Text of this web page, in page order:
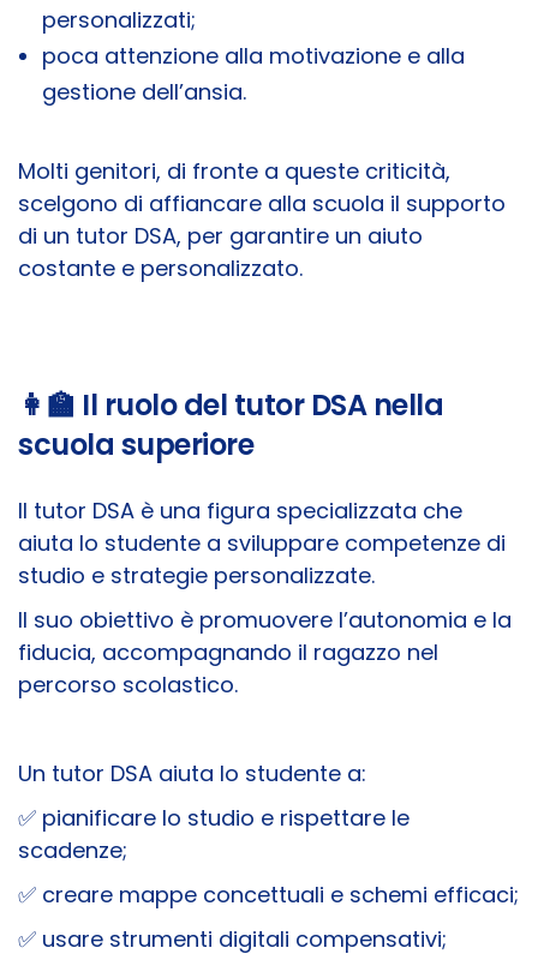
personalizzati;
poca attenzione alla motivazione e alla
gestione dell’ansia.
Molti genitori, di fronte a queste criticità,
scelgono di affiancare alla scuola il supporto
di un tutor DSA, per garantire un aiuto
costante e personalizzato.
👩‍🏫 Il ruolo del tutor DSA nella
scuola superiore
Il tutor DSA è una figura specializzata che
aiuta lo studente a sviluppare competenze di
studio e strategie personalizzate.
Il suo obiettivo è promuovere l’autonomia e la
fiducia, accompagnando il ragazzo nel
percorso scolastico.
Un tutor DSA aiuta lo studente a:
✅ pianificare lo studio e rispettare le
scadenze;
✅ creare mappe concettuali e schemi efficaci;
✅ usare strumenti digitali compensativi;